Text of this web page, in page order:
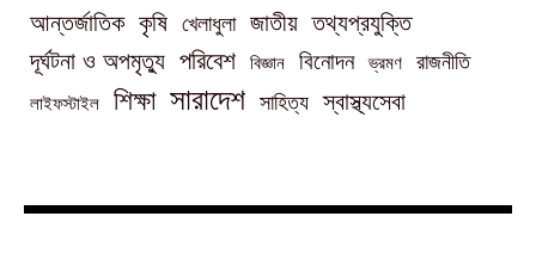
আন্তর্জাতিক কৃষি খেলাধুলা জাতীয় তথ্যপ্রযুক্তি
দূর্ঘটনা ও অপমৃত্যু পরিবেশ বিজ্ঞান বিনোদন ভ্রমণ রাজনীতি
লাইফস্টাইল শিক্ষা সারাদেশ সাহিত্য স্বাস্থ্যসেবা